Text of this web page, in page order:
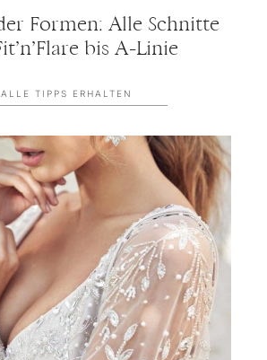
Formen: Alle Schnitte
bis A-Linie
ALLE TIPPS ERHALTEN